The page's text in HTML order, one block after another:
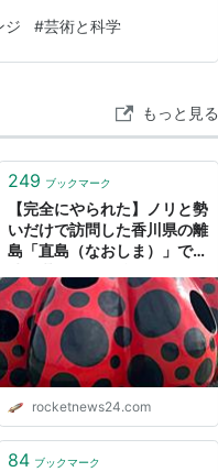
ぐり その学会とは？ ■オ
ジ #芸術と科学
もっと見る
249 ブックマーク
【完全にやられた】ノリと勢
いだけで訪問した香川県の離
島「直島（なおしま）」で5
った理由
rocketnews24.com
84 ブックマーク